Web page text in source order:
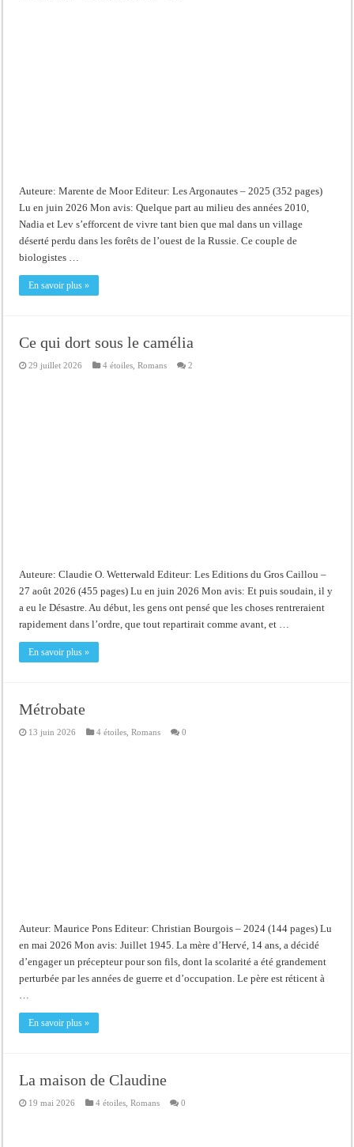
Auteure: Marente de Moor Editeur: Les Argonautes – 2025 (352 pages)
Lu en juin 2026 Mon avis: Quelque part au milieu des années 2010,
Nadia et Lev s’efforcent de vivre tant bien que mal dans un village
déserté perdu dans les forêts de l’ouest de la Russie. Ce couple de
biologistes …
En savoir plus »
Ce qui dort sous le camélia
29 juillet 2026 4 étoiles ,Romans 2
Auteure: Claudie O. Wetterwald Editeur: Les Editions du Gros Caillou –
27 août 2026 (455 pages) Lu en juin 2026 Mon avis: Et puis soudain, il y
a eu le Désastre. Au début, les gens ont pensé que les choses rentreraient
rapidement dans l’ordre, que tout repartirait comme avant, et …
En savoir plus »
Métrobate
13 juin 2026 4 étoiles ,Romans 0
Auteur: Maurice Pons Editeur: Christian Bourgois – 2024 (144 pages) Lu
en mai 2026 Mon avis: Juillet 1945. La mère d’Hervé, 14 ans, a décidé
d’engager un précepteur pour son fils, dont la scolarité a été grandement
perturbée par les années de guerre et d’occupation. Le père est réticent à
…
En savoir plus »
La maison de Claudine
19 mai 2026 4 étoiles ,Romans 0